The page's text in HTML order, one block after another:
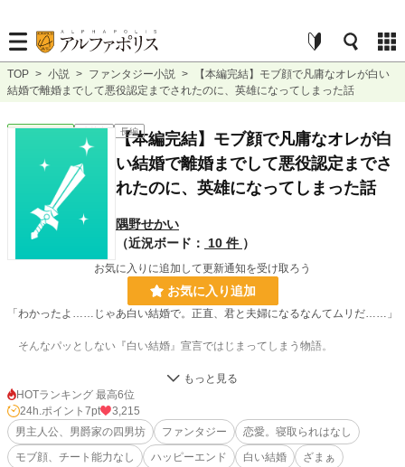
TOP > 小説 > ファンタジー小説 >
【本編完結】モブ顔で凡庸なオレが白い
結婚で離婚までして悪役認定までされたのに、英雄になってしまった話
ファンタジー 連載中 長編
【本編完結】モブ顔で凡庸なオレが白
い結婚で離婚までして悪役認定までさ
れたのに、英雄になってしまった話
隅野せかい
（近況ボード：
10 件 ）
お気に入りに追加して更新通知を受け取ろう
お気に入り追加
「わかったよ……じゃあ白い結婚で。正直、君と夫婦になるなんてムリだ……」
そんなパッとしない『白い結婚』宣言ではじまってしまう物語。
男爵家の四男坊であるオレは、アホボンボンが婚約破棄をしている現場に遭遇
する！ あちゃー、やらかしてら。と高みの見物をしていたら、そのアホボンボ
ンに婚約者を押し付けられてしまうのだった。
侯爵家に男爵家が逆らえるわけもなく、とんとん拍子に結婚、初夜！ うれし
はずかしとは程遠い雰囲気の中、オレの口から「まともな男なら絶対いわねーな
ー」と思っていたセリフが飛び出すのだった。
HOTランキング 最高6位
24h.ポイント 7pt
3,215
男主人公、男爵家の四男坊
ファンタジー
恋愛。寝取られはなし
モブ顔、チート能力なし
ハッピーエンド 白い結婚
ざまぁ